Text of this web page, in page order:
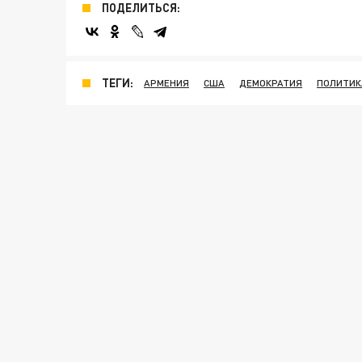
ПОДЕЛИТЬСЯ:
ТЕГИ: АРМЕНИЯ США ДЕМОКРАТИЯ